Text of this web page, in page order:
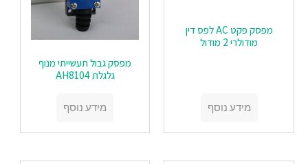
מפסק פקט AC לפס דין
מודולרי 2 מודול
מידע נוסף
מפסק גבול תעשייתי מנוף
גלגלת AH8104
מידע נוסף